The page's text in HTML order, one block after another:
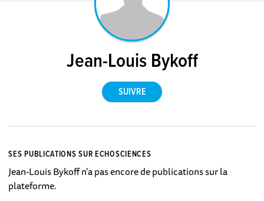
Jean-Louis Bykoff
SES PUBLICATIONS SUR ECHOSCIENCES
Jean-Louis Bykoff n'a pas encore de publications sur la
plateforme.